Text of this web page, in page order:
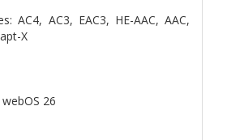
AC4, AC3, EAC3, HE-AAC, AAC,
X
26